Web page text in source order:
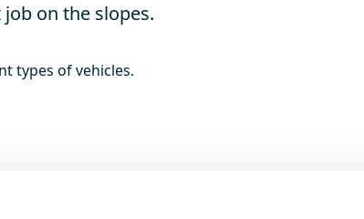
on the slopes.
types of vehicles.